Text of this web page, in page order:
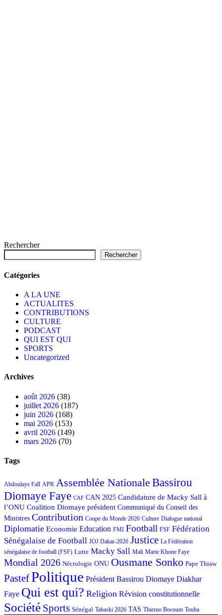
Rechercher
Rechercher
Catégories
A LA UNE
ACTUALITES
CONTRIBUTIONS
CULTURE
PODCAST
QUI EST QUI
SPORTS
Uncategorized
Archives
août 2026 (38)
juillet 2026 (187)
juin 2026 (168)
mai 2026 (153)
avril 2026 (149)
mars 2026 (70)
Tags
Abdoulaye Fall APR Assemblée Nationale Bassirou
Diomaye Faye CAF CAN 2025 Candidature de Macky Sall à
l’ONU Coalition Diomaye président Communiqué du Conseil des
Ministres Contribution Coupe du Monde 2026 Culture Dialogue national
Diplomatie Economie Education FMI Football FSF Fédération
Sénégalaise de Football JOJ Dakar-2026 Justice La Fédération
sénégalaise de football (FSF) Lutte Macky Sall Mali Marie Khone Faye
Mondial 2026 Nécrologie ONU Ousmane Sonko Pape Thiaw
PastefPolitique Président Bassirou Diomaye Diakhar
Faye Qui est qui? Religion Révision constitutionnelle
Société Sports Sénégal Tabaski 2026 TAS Thierno Bocoum Touba